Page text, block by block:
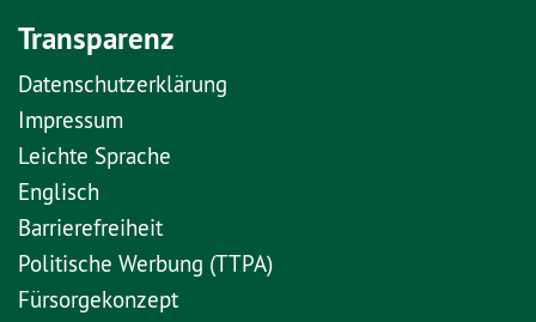
Transparenz
Datenschutzerklärung
Impressum
Leichte Sprache
Englisch
Barrierefreiheit
Politische Werbung (TTPA)
Fürsorgekonzept